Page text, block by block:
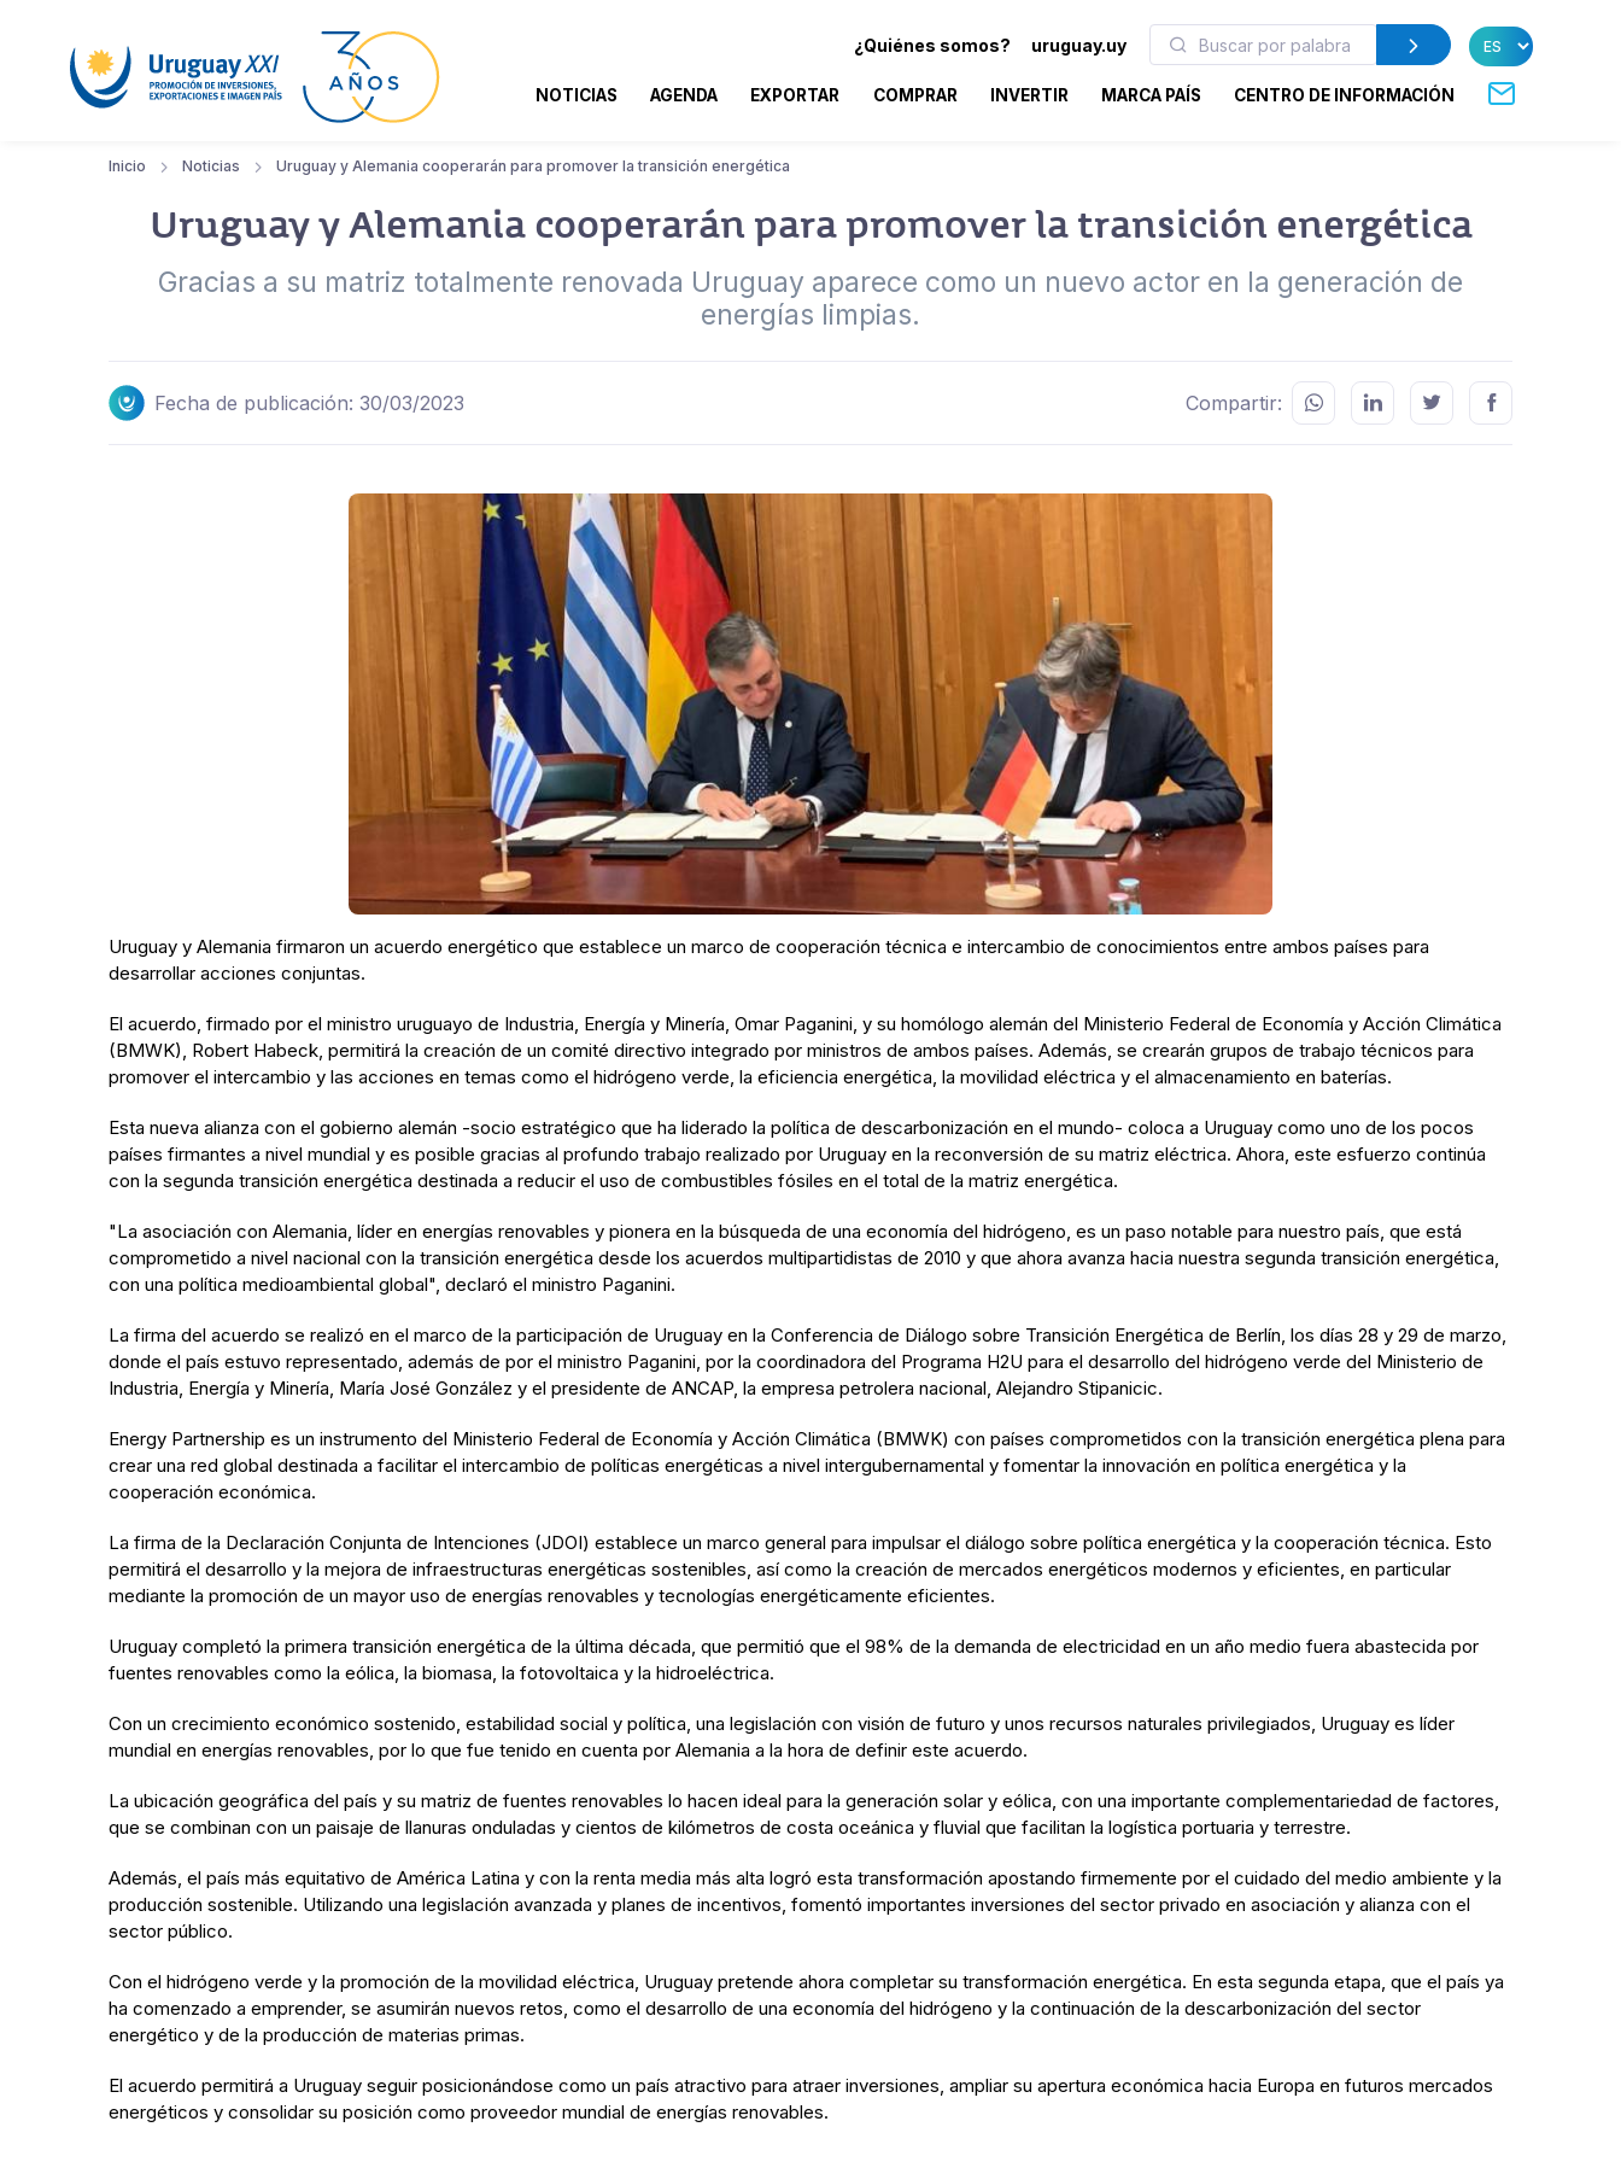
¿Quiénes somos? uruguay.uy
NOTICIAS AGENDA EXPORTAR COMPRAR INVERTIR MARCA PAÍS CENTRO DE INFORMACIÓN
Inicio Noticias Uruguay y Alemania cooperarán para promover la transición energética
Uruguay y Alemania cooperarán para promover la transición energética
Gracias a su matriz totalmente renovada Uruguay aparece como un nuevo actor en la generación de
energías limpias.
Fecha de publicación: 30/03/2023 Compartir:
Uruguay y Alemania firmaron un acuerdo energético que establece un marco de cooperación técnica e intercambio de conocimientos entre ambos países para
desarrollar acciones conjuntas.
El acuerdo, firmado por el ministro uruguayo de Industria, Energía y Minería, Omar Paganini, y su homólogo alemán del Ministerio Federal de Economía y Acción Climática
(BMWK), Robert Habeck, permitirá la creación de un comité directivo integrado por ministros de ambos países. Además, se crearán grupos de trabajo técnicos para
promover el intercambio y las acciones en temas como el hidrógeno verde, la eficiencia energética, la movilidad eléctrica y el almacenamiento en baterías.
Esta nueva alianza con el gobierno alemán -socio estratégico que ha liderado la política de descarbonización en el mundo- coloca a Uruguay como uno de los pocos
países firmantes a nivel mundial y es posible gracias al profundo trabajo realizado por Uruguay en la reconversión de su matriz eléctrica. Ahora, este esfuerzo continúa
con la segunda transición energética destinada a reducir el uso de combustibles fósiles en el total de la matriz energética.
"La asociación con Alemania, líder en energías renovables y pionera en la búsqueda de una economía del hidrógeno, es un paso notable para nuestro país, que está
comprometido a nivel nacional con la transición energética desde los acuerdos multipartidistas de 2010 y que ahora avanza hacia nuestra segunda transición energética,
con una política medioambiental global", declaró el ministro Paganini.
La firma del acuerdo se realizó en el marco de la participación de Uruguay en la Conferencia de Diálogo sobre Transición Energética de Berlín, los días 28 y 29 de marzo,
donde el país estuvo representado, además de por el ministro Paganini, por la coordinadora del Programa H2U para el desarrollo del hidrógeno verde del Ministerio de
Industria, Energía y Minería, María José González y el presidente de ANCAP, la empresa petrolera nacional, Alejandro Stipanicic.
Energy Partnership es un instrumento del Ministerio Federal de Economía y Acción Climática (BMWK) con países comprometidos con la transición energética plena para
crear una red global destinada a facilitar el intercambio de políticas energéticas a nivel intergubernamental y fomentar la innovación en política energética y la
cooperación económica.
La firma de la Declaración Conjunta de Intenciones (JDOI) establece un marco general para impulsar el diálogo sobre política energética y la cooperación técnica. Esto
permitirá el desarrollo y la mejora de infraestructuras energéticas sostenibles, así como la creación de mercados energéticos modernos y eficientes, en particular
mediante la promoción de un mayor uso de energías renovables y tecnologías energéticamente eficientes.
Uruguay completó la primera transición energética de la última década, que permitió que el 98% de la demanda de electricidad en un año medio fuera abastecida por
fuentes renovables como la eólica, la biomasa, la fotovoltaica y la hidroeléctrica.
Con un crecimiento económico sostenido, estabilidad social y política, una legislación con visión de futuro y unos recursos naturales privilegiados, Uruguay es líder
mundial en energías renovables, por lo que fue tenido en cuenta por Alemania a la hora de definir este acuerdo.
La ubicación geográfica del país y su matriz de fuentes renovables lo hacen ideal para la generación solar y eólica, con una importante complementariedad de factores,
que se combinan con un paisaje de llanuras onduladas y cientos de kilómetros de costa oceánica y fluvial que facilitan la logística portuaria y terrestre.
Además, el país más equitativo de América Latina y con la renta media más alta logró esta transformación apostando firmemente por el cuidado del medio ambiente y la
producción sostenible. Utilizando una legislación avanzada y planes de incentivos, fomentó importantes inversiones del sector privado en asociación y alianza con el
sector público.
Con el hidrógeno verde y la promoción de la movilidad eléctrica, Uruguay pretende ahora completar su transformación energética. En esta segunda etapa, que el país ya
ha comenzado a emprender, se asumirán nuevos retos, como el desarrollo de una economía del hidrógeno y la continuación de la descarbonización del sector
energético y de la producción de materias primas.
El acuerdo permitirá a Uruguay seguir posicionándose como un país atractivo para atraer inversiones, ampliar su apertura económica hacia Europa en futuros mercados
energéticos y consolidar su posición como proveedor mundial de energías renovables.